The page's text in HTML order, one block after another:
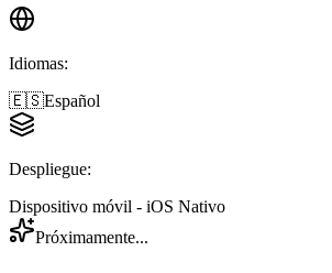
Idiomas:
🇪🇸Español
Despliegue:
Dispositivo móvil - iOS Nativo
Próximamente...